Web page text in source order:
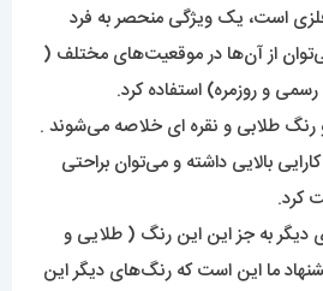
است، یک ویژگی منحصر به فرد
از آن‌ها در موقعیت‌های مختلف (
و روزمره) استفاده کرد.
رنگ طلابی و نقره ای خلاصه می‌شوند .
بالایی داشته و می‌توان براحتی
کرد.
دیگر به جز این این رنگ ( طلایی و
ما این است که رنگ‌های‌ دیگر این